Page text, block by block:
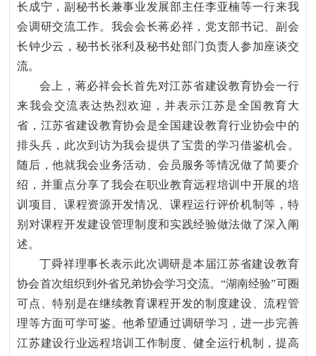
长成宁，副秘书长兼事业发展部主任李亚楠等一行来我
会调研交流工作。我会会长蒋必祥，党支部书记、副会
长钟少云，秘书长张利及秘书处部门负责人参加座谈交
流。
会上，蒋必祥会长首先对江苏省建设教育协会一行
来我会交流表达热烈欢迎，并表示江苏是全国教育大
省，江苏省建设教育协会是全国建设教育行业协会中的
排头兵，此次到访为我会提供了宝贵的学习借鉴机会。
随后，他就我会业务活动、会员服务等情况做了简要介
绍，并重点分享了我会在职业教育远程培训中开展的培
训项目、课程资源开发情况、课程运行评价机制等，特
别对课程开发建设管理制度和实践经验做法做了深入阐
述。
丁舜祥理事长表示此次调研是本届江苏省建设教育
协会首次组织到外省兄弟协会学习交流。“湖南经验”可圈
可点、特别是在继续教育课程开发的制度建设、流程管
理等方面可学可鉴。他希望通过调研学习，进一步完善
江苏建设行业远程培训工作制度、健全运行机制，提高